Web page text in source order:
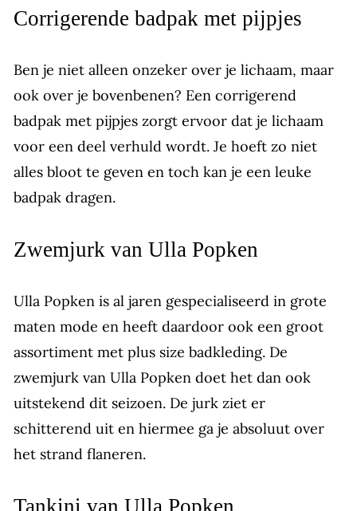
Corrigerende badpak met pijpjes
Ben je niet alleen onzeker over je lichaam, maar
ook over je bovenbenen? Een corrigerend
badpak met pijpjes zorgt ervoor dat je lichaam
voor een deel verhuld wordt. Je hoeft zo niet
alles bloot te geven en toch kan je een leuke
badpak dragen.
Zwemjurk van Ulla Popken
Ulla Popken is al jaren gespecialiseerd in grote
maten mode en heeft daardoor ook een groot
assortiment met plus size badkleding. De
zwemjurk van Ulla Popken doet het dan ook
uitstekend dit seizoen. De jurk ziet er
schitterend uit en hiermee ga je absoluut over
het strand flaneren.
Tankini van Ulla Popken